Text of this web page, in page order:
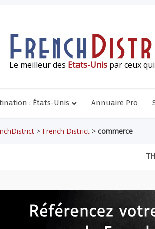
Le meilleur des Etats-Unis par ceux
: États-Unis Annuaire Pro
> French District > commerce